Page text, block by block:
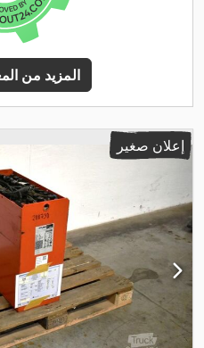
المزيد من
إعلان صغير